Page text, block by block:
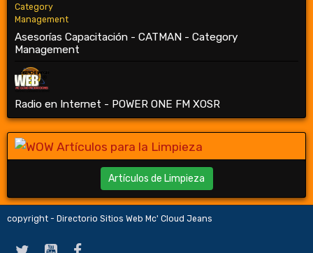
Asesorías Capacitación - CATMAN - Category
Management
Radio en Internet - POWER ONE FM XOSR
Artículos de Limpieza
copyright - Directorio Sitios Web Mc' Cloud Jeans